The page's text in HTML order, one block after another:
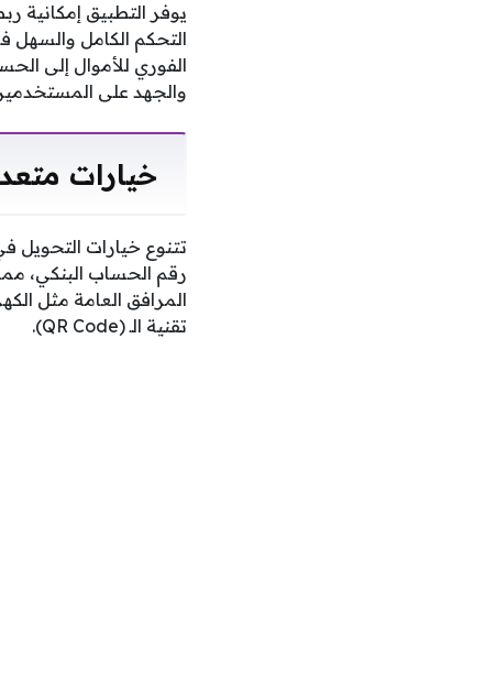
يوفر التطبيق إمكانية
التحكم الكامل والسهل
الفوري للأموال إلى
والجهد على
خيارات
رقم الحساب البنكي،
المرافق العامة مثل
تقنية الـ (QR Code).